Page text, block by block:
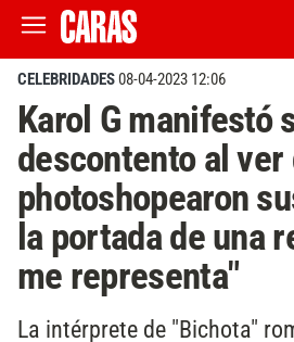
CELEBRIDADES08-04-2023 12:06
Karol G manifestó
descontento al ver
photoshopearon
la portada de una
me representa"
La intérprete de "Bichota"